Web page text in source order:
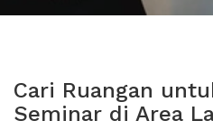
Cari Ruangan
Seminar di Area